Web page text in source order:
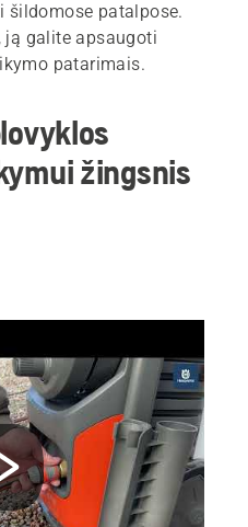
šildomose patalpose.
galite apsaugoti
patarimais.
žingsnis